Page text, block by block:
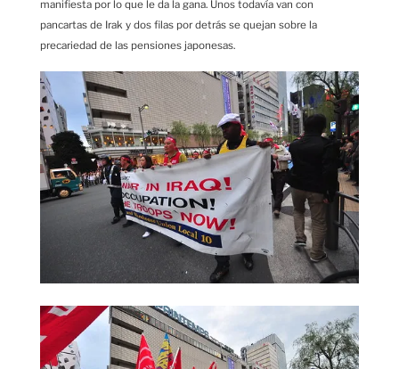
manifiesta por lo que le da la gana. Unos todavía van con
pancartas de Irak y dos filas por detrás se quejan sobre la
precariedad de las pensiones japonesas.